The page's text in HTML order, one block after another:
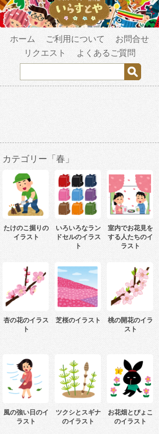
ホーム ご利用について
お問合せ
リクエスト
よくあるご質問
カテゴリー「春」
たけのこ掘りの
イラスト
いろいろなラン
ドセルのイラス
ト
室内でお花見を
する人たちのイ
ラスト
杏の花のイラス
ト
芝桜のイラスト
桃の開花のイラ
スト
風の強い日のイ
ラスト
ツクシとスギナ
のイラスト
お花畑とぴょこ
のイラスト